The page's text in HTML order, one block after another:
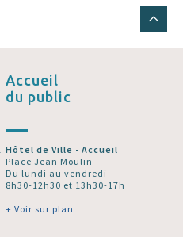
Accueil
du public
Hôtel de Ville - Accueil
Place Jean Moulin
Du lundi au vendredi
8h30-12h30 et 13h30-17h
+ Voir sur plan